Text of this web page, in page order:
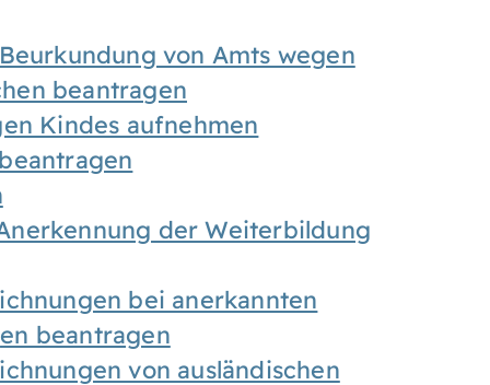
von Amts wegen
beantragen
Kindes aufnehmen
der Weiterbildung
bei anerkannten
beantragen
von ausländischen